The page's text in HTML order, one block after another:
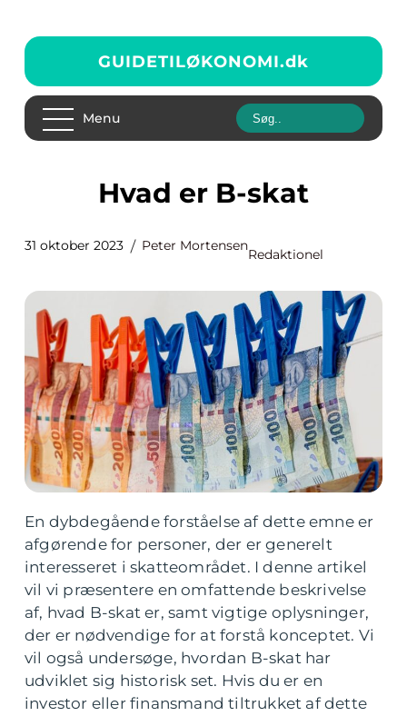
GUIDETILØKONOMI.dk
Menu
Hvad er B-skat
31 oktober 2023 Peter Mortensen
Redaktionel
En dybdegående forståelse af dette emne er
afgørende for personer, der er generelt
interesseret i skatteområdet. I denne artikel
vil vi præsentere en omfattende beskrivelse
af, hvad B-skat er, samt vigtige oplysninger,
der er nødvendige for at forstå konceptet. Vi
vil også undersøge, hvordan B-skat har
udviklet sig historisk set. Hvis du er en
investor eller finansmand tiltrukket af dette